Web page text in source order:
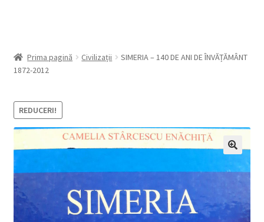
Prima pagină Civilizații
SIMERIA – 140 DE ANI DE ÎNVĂȚĂMÂNT
1872-2012
REDUCERI!